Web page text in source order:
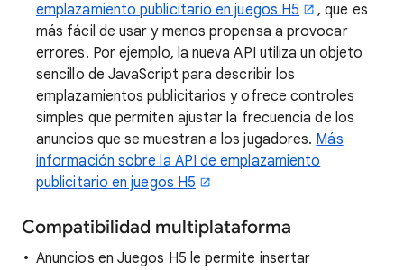
emplazamiento publicitario en juegos H5
, que es
más fácil de usar y menos propensa a provocar
errores. Por ejemplo, la nueva API utiliza un objeto
sencillo de JavaScript para describir los
emplazamientos publicitarios y ofrece controles
simples que permiten ajustar la frecuencia de los
anuncios que se muestran a los jugadores. Más
información sobre la API de emplazamiento
publicitario en juegos H5
Compatibilidad multiplataforma
Anuncios en Juegos H5 le permite insertar